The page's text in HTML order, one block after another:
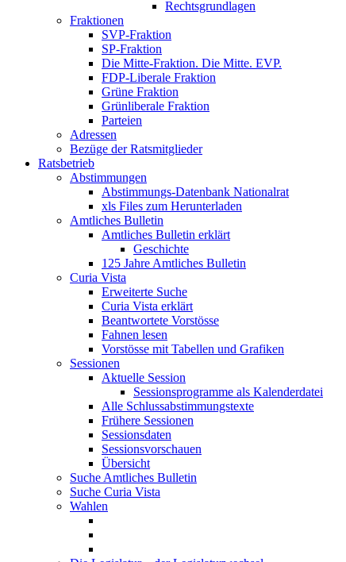
Rechtsgrundlagen
Fraktionen
SVP-Fraktion
SP-Fraktion
Die Mitte-Fraktion. Die Mitte. EVP.
FDP-Liberale Fraktion
Grüne Fraktion
Grünliberale Fraktion
Parteien
Adressen
Bezüge der Ratsmitglieder
Ratsbetrieb
Abstimmungen
Abstimmungs-Datenbank Nationalrat
xls Files zum Herunterladen
Amtliches Bulletin
Amtliches Bulletin erklärt
Geschichte
125 Jahre Amtliches Bulletin
Curia Vista
Erweiterte Suche
Curia Vista erklärt
Beantwortete Vorstösse
Fahnen lesen
Vorstösse mit Tabellen und Grafiken
Sessionen
Aktuelle Session
Sessionsprogramme als Kalenderdatei
Alle Schlussabstimmungstexte
Frühere Sessionen
Sessionsdaten
Sessionsvorschauen
Übersicht
Suche Amtliches Bulletin
Suche Curia Vista
Wahlen